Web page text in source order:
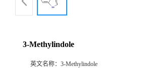
3-Methylindole
英文名称： 3-Methylindole